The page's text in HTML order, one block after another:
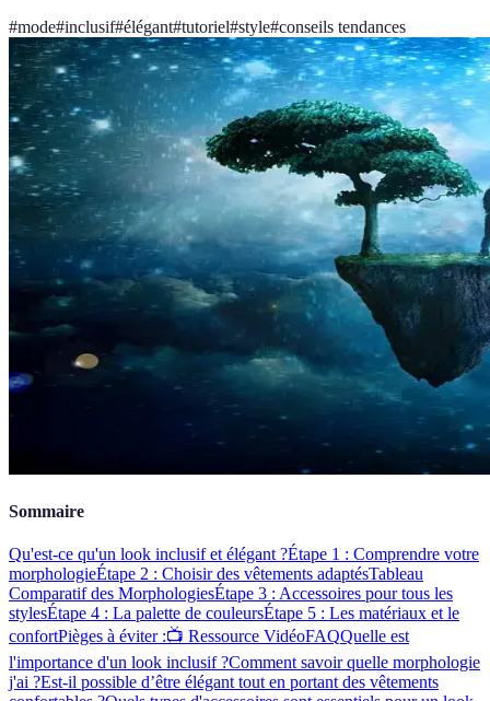
#mode#inclusif#élégant#tutoriel#style#conseils tendances
Sommaire
Qu'est-ce qu'un look inclusif et élégant ?Étape 1 : Comprendre votre
morphologieÉtape 2 : Choisir des vêtements adaptésTableau
Comparatif des MorphologiesÉtape 3 : Accessoires pour tous les
stylesÉtape 4 : La palette de couleursÉtape 5 : Les matériaux et le
confortPièges à éviter :📺 Ressource VidéoFAQQuelle est
l'importance d'un look inclusif ?Comment savoir quelle morphologie
j'ai ?Est-il possible d’être élégant tout en portant des vêtements